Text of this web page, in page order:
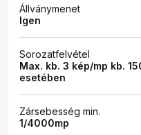
Állványmenet
Igen
Sorozatfelvétel
Max. kb. 3 kép/mp kb.
esetében
Zársebesség min.
1/4000mp